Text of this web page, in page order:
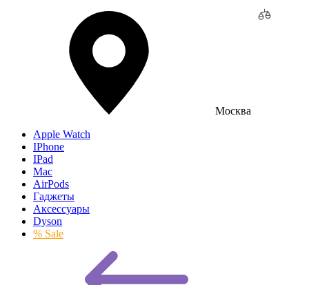
Москва
Apple Watch
IPhone
IPad
Mac
AirPods
Гаджеты
Аксессуары
Dyson
% Sale